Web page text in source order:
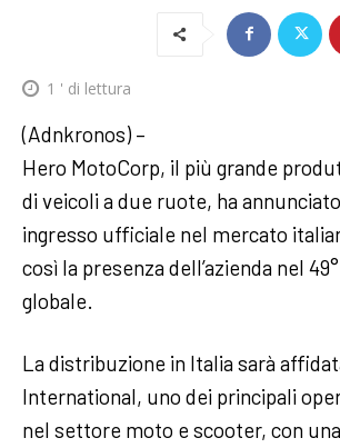
1 ' di lettura
(Adnkronos) –
Hero MotoCorp, il più grande
di veicoli a due ruote, ha
ingresso ufficiale nel mercato
così la presenza dell’azienda nel
globale.
La distribuzione in Italia sarà
International, uno dei principali
nel settore moto e scooter, con